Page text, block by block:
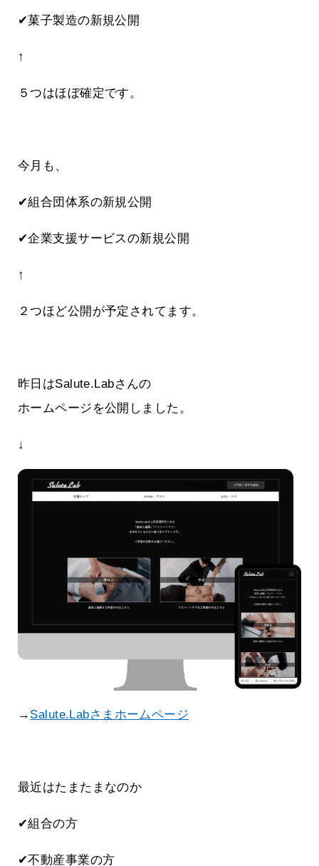
✔菓子製造の新規公開
↑
５つはほぼ確定です。
今月も、
✔組合団体系の新規公開
✔企業支援サービスの新規公開
↑
２つほど公開が予定されてます。
昨日はSalute.Labさんの
ホームページを公開しました。
↓
→ Salute.Labさまホームページ
最近はたまたまなのか
✔組合の方
✔不動産事業の方